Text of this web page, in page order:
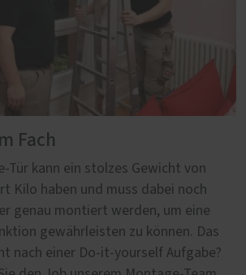
Fach
Tür kann ein stolzes Gewicht von
Kilo haben und muss dabei noch
genau montiert werden, um eine
gewährleisten zu können. Das
nach einer Do-it-yourself Aufgabe?